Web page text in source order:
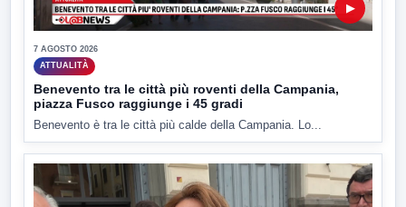
▶
7 AGOSTO 2026
ATTUALITÀ
Benevento tra le città più roventi della Campania,
piazza Fusco raggiunge i 45 gradi
Benevento è tra le città più calde della Campania. Lo...